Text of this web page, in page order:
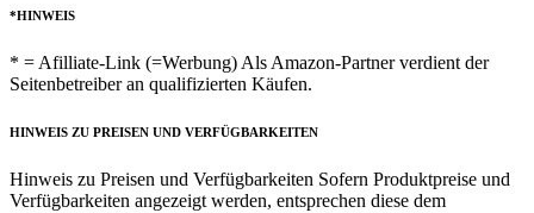
*HINWEIS
* = Afilliate-Link (=Werbung) Als Amazon-Partner verdient der
Seitenbetreiber an qualifizierten Käufen.
HINWEIS ZU PREISEN UND VERFÜGBARKEITEN
Hinweis zu Preisen und Verfügbarkeiten Sofern Produktpreise und
Verfügbarkeiten angezeigt werden, entsprechen diese dem